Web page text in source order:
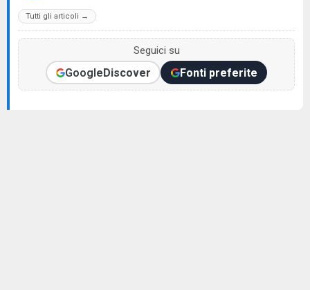
Tutti gli articoli →
Seguici su
GoogleDiscover Fonti preferite